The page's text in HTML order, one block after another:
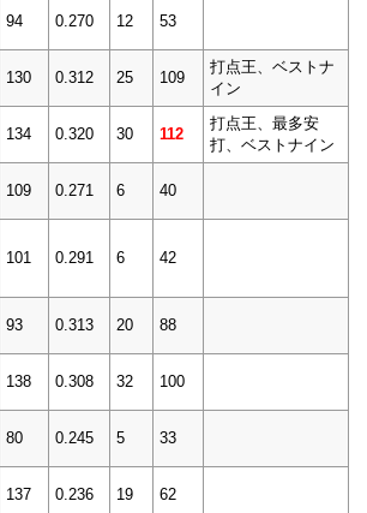
94 0.270 12 53
130 0.312 25 109
打点王、ベストナ
イン
134 0.320 30 112
打点王、最多安
打、ベストナイン
109 0.271 6 40
101 0.291 6 42
93 0.313 20 88
138 0.308 32 100
80 0.245 5 33
137 0.236 19 62